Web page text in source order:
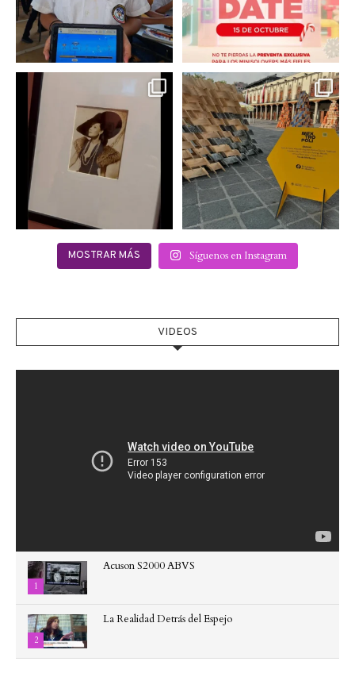
Hoy sábado 28 de
septiembre se inauguró
en...
2 0
Este fin de semana no te
pierdas @mextropoli, el...
2 0
MOSTRAR MÁS Síguenos en Instagram
VIDEOS
1
Acuson S2000 ABVS
2
La Realidad Detrás del Espejo